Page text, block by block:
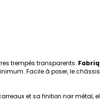
trempés transparents.
Facile à poser, le
et sa finition noir métal,